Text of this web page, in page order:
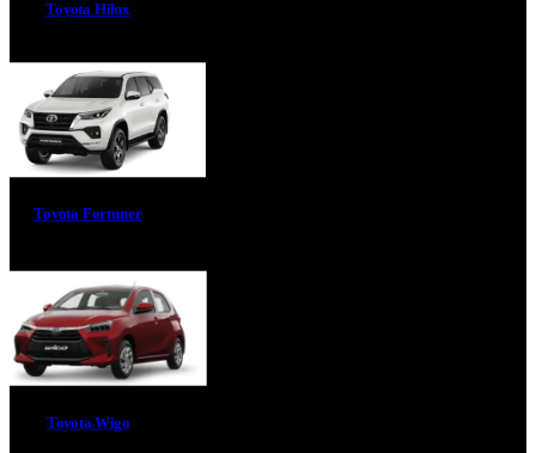
Toyota Hilux
Toyota Fortuner
Toyota Wigo